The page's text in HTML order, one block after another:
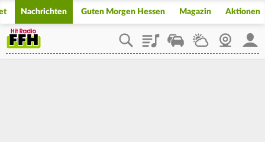
Nachrichten Guten Morgen Hessen Magazin Aktionen
PlaylistStaupilotWetterWebcam